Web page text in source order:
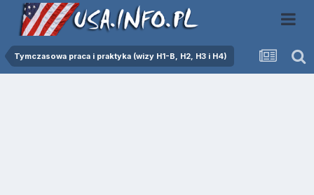
Tymczasowa praca i praktyka (wizy H1-B, H2, H3 i H4)